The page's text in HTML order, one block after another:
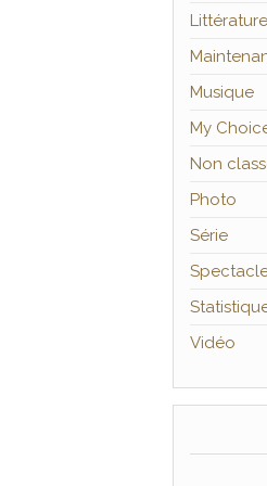
Littérature
Musique
My
Non
Photo
Série
Vidéo